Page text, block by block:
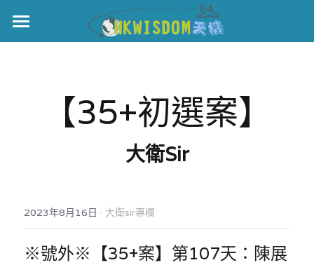
主頁
伊美戰爭
美西媒體謊言實錄
宏福‧革新
宏福苑聽證會
港聞
中國
【35+初選案】
大衛Sir
2023年8月16日 · 大衛sir專欄
※號外※【35+案】第107天：陳展